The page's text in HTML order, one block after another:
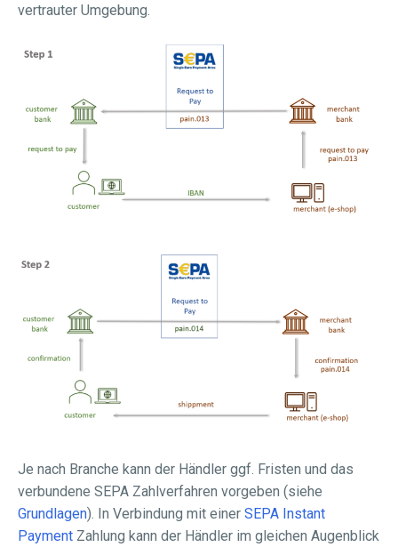
vertrauter Umgebung.
Je nach Branche kann der Händler ggf. Fristen und das
verbundene SEPA Zahlverfahren vorgeben (siehe
Grundlagen). In Verbindung mit einer SEPA Instant
Payment Zahlung kann der Händler im gleichen Augenblick